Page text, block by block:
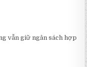
vẫn giữ ngân sách hợp